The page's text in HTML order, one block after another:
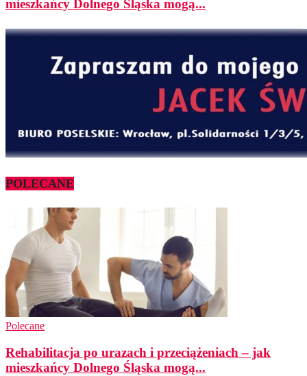
mieszkańcy Dolnego Śląska mogą...
POLECANE
Polecane
Rehabilitacja po urazach i przeciążeniach – jak
mieszkańcy Dolnego Śląska mogą...